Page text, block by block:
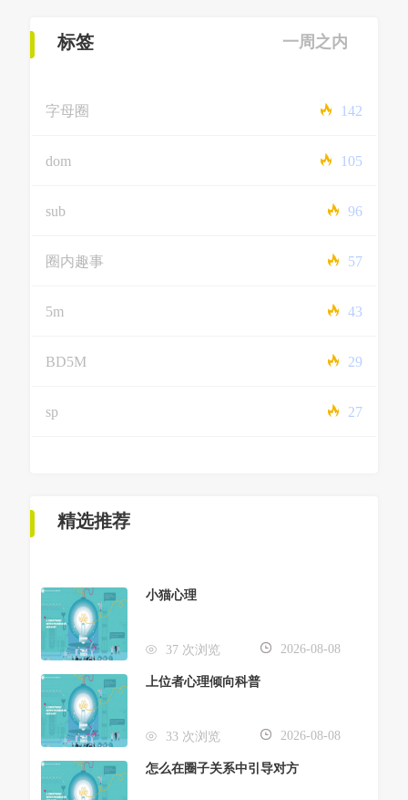
标签 一周之内
字母圈 142
dom 105
sub 96
圈内趣事 57
5m 43
BD5M 29
sp 27
精选推荐
小猫心理
37 次浏览 2026-08-08
上位者心理倾向科普
33 次浏览 2026-08-08
怎么在圈子关系中引导对方